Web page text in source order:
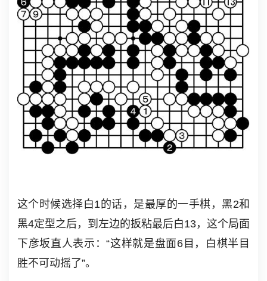
这个时候选择白1的话，是最厚的一手棋，黑2和
黑4定型之后，到左边的扳粘最后白13，这个局面
下彦坂直人表示：“这样就是盘面6目，白棋半目
胜不可动摇了”。